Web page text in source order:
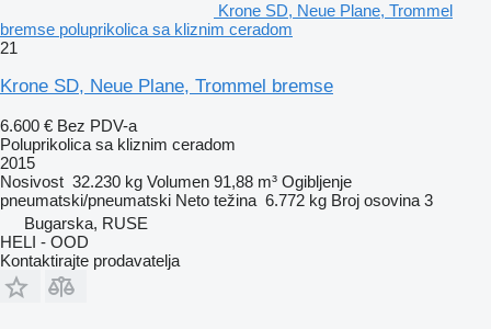
Krone SD, Neue Plane, Trommel
bremse poluprikolica sa kliznim ceradom
21
Krone SD, Neue Plane, Trommel bremse
6.600 € Bez PDV-a
Poluprikolica sa kliznim ceradom
2015
Nosivost 32.230 kg Volumen 91,88 m³ Ogibljenje
pneumatski/pneumatski Neto težina 6.772 kg Broj osovina 3
Bugarska, RUSE
HELI - OOD
Kontaktirajte prodavatelja